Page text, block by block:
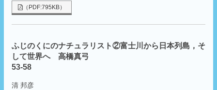
（PDF:795KB）
ふじのくにのナチュラリスト②富士川から日本列島，そ
して世界へ 高橋真弓
53-58
清 邦彦